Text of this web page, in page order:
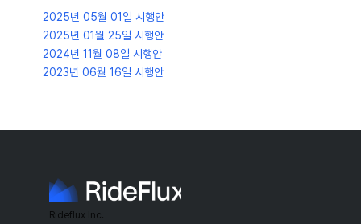
2025년 05월 01일 시행안
2025년 01월 25일 시행안
2024년 11월 08일 시행안
2023년 06월 16일 시행안
Rideflux Inc.